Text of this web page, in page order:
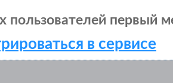
пользователей первый
в сервисе